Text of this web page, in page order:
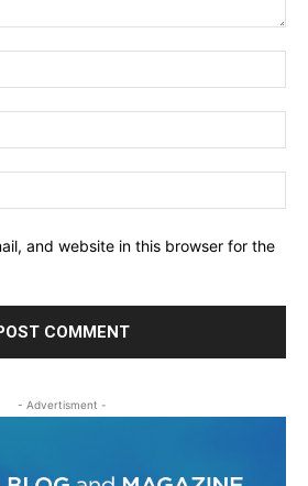
and website in this browser for the
- Advertisment -